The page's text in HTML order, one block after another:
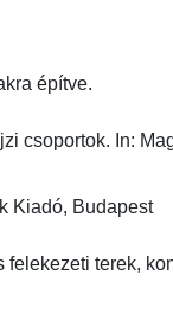
építve.
csoportok. In:
Kiadó, Budapest
terek,